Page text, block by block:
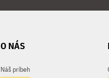
O NÁS
Náš príbeh